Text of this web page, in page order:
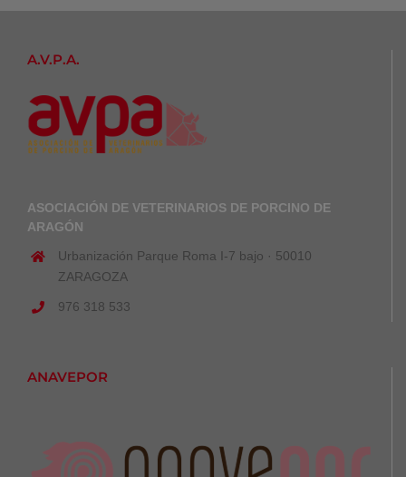
A.V.P.A.
ASOCIACIÓN DE VETERINARIOS DE PORCINO DE
ARAGÓN
Urbanización Parque Roma I-7 bajo · 50010
ZARAGOZA
976 318 533
ANAVEPOR